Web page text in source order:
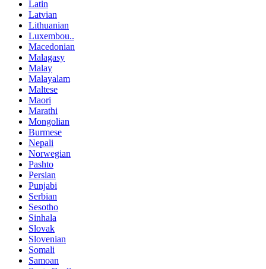
Latin
Latvian
Lithuanian
Luxembou..
Macedonian
Malagasy
Malay
Malayalam
Maltese
Maori
Marathi
Mongolian
Burmese
Nepali
Norwegian
Pashto
Persian
Punjabi
Serbian
Sesotho
Sinhala
Slovak
Slovenian
Somali
Samoan